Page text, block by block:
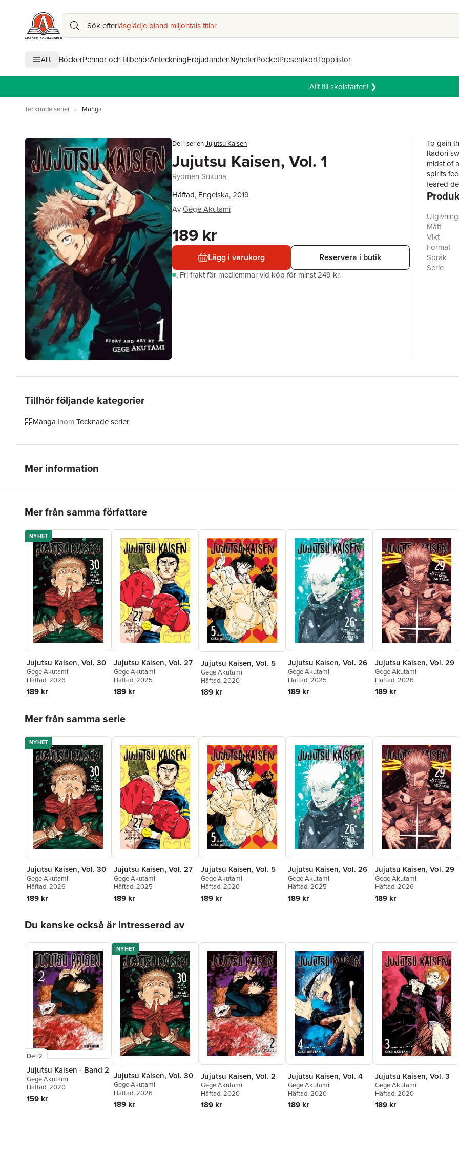
Sök efterläsglädje bland miljontals titlar
Allt BöckerPennor och tillbehörAnteckningErbjudandenNyheterPocketPresentkortTopplistor
Allt till skolstarten! ❯
Tecknade serier Manga
Del i serienJujutsu Kaisen
Jujutsu Kaisen, Vol. 1
Ryomen Sukuna
Häftad, Engelska, 2019
AvGege Akutami
189 kr
Lägg i varukorg Reservera i butik
. Fri frakt för medlemmar vid köp för minst 249 kr.
To gain
Itadori
midst of
spirits
feared
Should
Itadori
is
would
Club.
Mått
Vikt
Format
Språk
Serie
Tillhör följande kategorier
Manga inom Tecknade serier
Mer information
Mer från samma författare
NYHET
Jujutsu Kaisen, Vol. 30
Gege Akutami
Häftad, 2026
189 kr
Jujutsu Kaisen, Vol. 27
Gege Akutami
Häftad, 2025
189 kr
Jujutsu Kaisen, Vol. 5
Gege Akutami
Häftad, 2020
189 kr
Jujutsu Kaisen, Vol. 26
Gege Akutami
Häftad, 2025
189 kr
Jujutsu Kaisen, Vol. 29
Gege Akutami
Häftad, 2026
189 kr
Mer från samma serie
NYHET
Jujutsu Kaisen, Vol. 30
Gege Akutami
Häftad, 2026
189 kr
Jujutsu Kaisen, Vol. 27
Gege Akutami
Häftad, 2025
189 kr
Jujutsu Kaisen, Vol. 5
Gege Akutami
Häftad, 2020
189 kr
Jujutsu Kaisen, Vol. 26
Gege Akutami
Häftad, 2025
189 kr
Jujutsu Kaisen, Vol. 29
Gege Akutami
Häftad, 2026
189 kr
Du kanske också är intresserad av
Del 2
Jujutsu Kaisen - Band 2
Gege Akutami
Häftad, 2020
159 kr
NYHET
Jujutsu Kaisen, Vol. 30
Gege Akutami
Häftad, 2026
189 kr
Jujutsu Kaisen, Vol. 2
Gege Akutami
Häftad, 2020
189 kr
Jujutsu Kaisen, Vol. 4
Gege Akutami
Häftad, 2020
189 kr
Jujutsu Kaisen, Vol. 3
Gege Akutami
Häftad, 2020
189 kr